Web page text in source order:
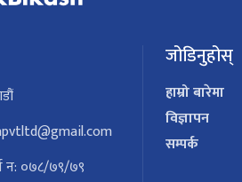
न: ०७८/७९/७९
जोडिनुहोस्
हाम्रो बारेमा
विज्ञापन
सम्पर्क